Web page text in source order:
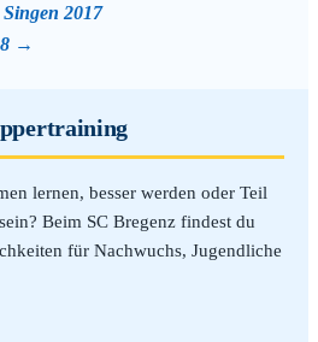
2017
lernen, besser werden oder Teil
Beim SC Bregenz findest du
für Nachwuchs, Jugendliche